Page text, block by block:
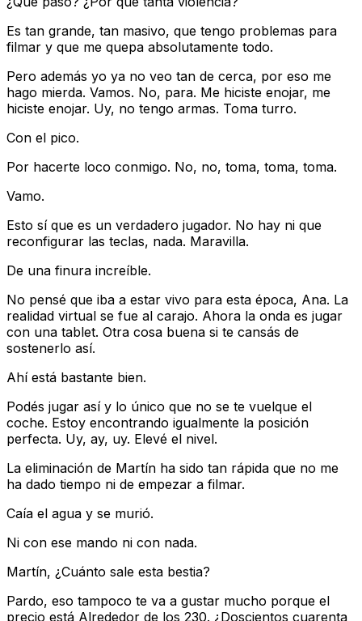
Es tan grande, tan masivo, que tengo problemas para
filmar y que me quepa absolutamente todo.
Pero además yo ya no veo tan de cerca, por eso me
hago mierda. Vamos. No, para. Me hiciste enojar, me
hiciste enojar. Uy, no tengo armas. Toma turro.
Con el pico.
Por hacerte loco conmigo. No, no, toma, toma, toma.
Vamo.
Esto sí que es un verdadero jugador. No hay ni que
reconfigurar las teclas, nada. Maravilla.
De una finura increíble.
No pensé que iba a estar vivo para esta época, Ana. La
realidad virtual se fue al carajo. Ahora la onda es jugar
con una tablet. Otra cosa buena si te cansás de
sostenerlo así.
Ahí está bastante bien.
Podés jugar así y lo único que no se te vuelque el
coche. Estoy encontrando igualmente la posición
perfecta. Uy, ay, uy. Elevé el nivel.
La eliminación de Martín ha sido tan rápida que no me
ha dado tiempo ni de empezar a filmar.
Caía el agua y se murió.
Ni con ese mando ni con nada.
Martín, ¿Cuánto sale esta bestia?
Pardo, eso tampoco te va a gustar mucho porque el
precio está Alrededor de los 230. ¿Doscientos cuarenta